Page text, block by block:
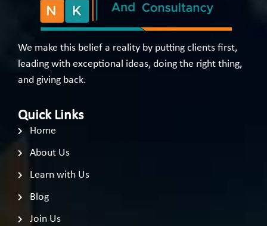
We make this belief a reality by putting clients first,
leading with exceptional ideas, doing the right thing,
and giving back.
Quick Links
Home
About Us
Learn with Us
Blog
Join Us